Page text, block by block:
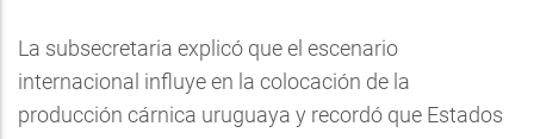
La subsecretaria explicó que el escenario
internacional influye en la colocación de la
producción cárnica uruguaya y recordó que Estados